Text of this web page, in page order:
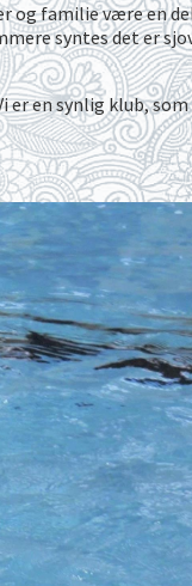
og familie være en
syntes det er
er en synlig klub, som